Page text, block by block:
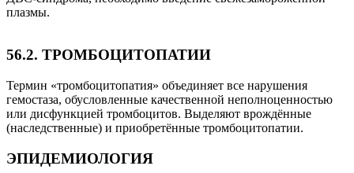
плазмы.
56.2. ТРОМБОЦИТОПАТИИ
Термин «тромбоцитопатия» объединяет все нарушения
гемостаза, обусловленные качественной неполноценностью
или дисфункцией тромбоцитов. Выделяют врождённые
(наследственные) и приобретённые тромбоцитопатии.
ЭПИДЕМИОЛОГИЯ